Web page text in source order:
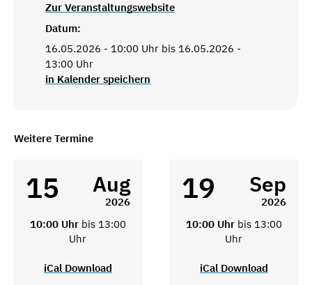
Zur Veranstaltungswebsite
Datum:
16.05.2026 - 10:00 Uhr bis 16.05.2026 -
13:00 Uhr
in Kalender speichern
Weitere Termine
15 Aug
2026
10:00 Uhr bis 13:00
Uhr
iCal Download
19 Sep
2026
10:00 Uhr bis 13:00
Uhr
iCal Download